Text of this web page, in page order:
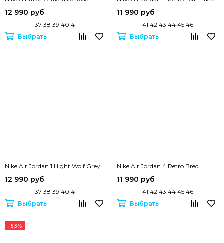
12 990 руб
37 38 39 40 41
Выбрать
11 990 руб
41 42 43 44 45 46
Выбрать
Nike Air Jordan 1 Hight Wolf Grey
12 990 руб
37 38 39 40 41
Выбрать
Nike Air Jordan 4 Retro Bred
11 990 руб
41 42 43 44 45 46
Выбрать
- 53%